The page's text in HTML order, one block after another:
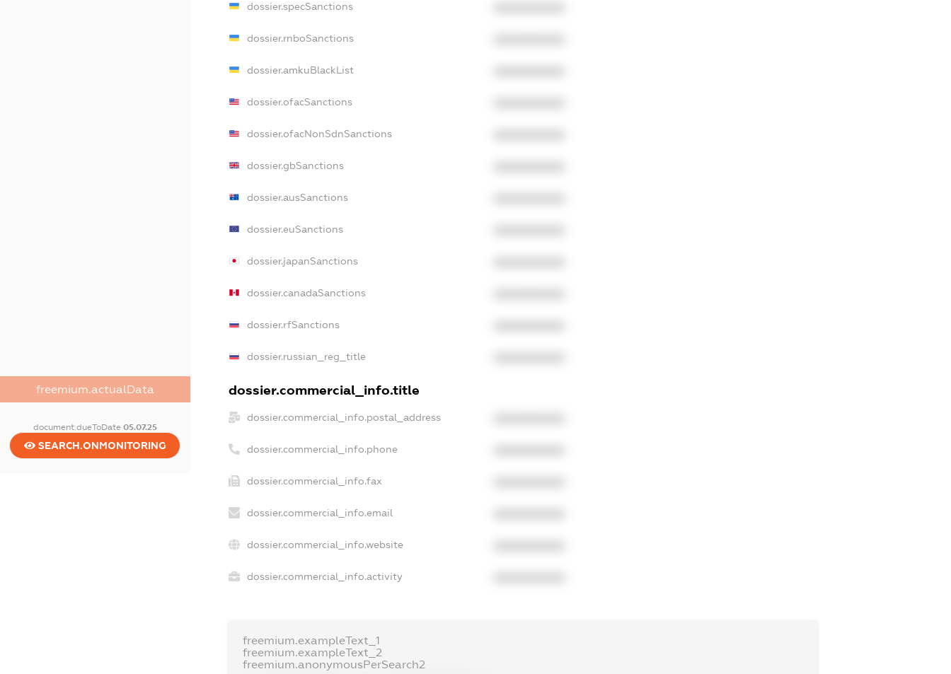
freemium.actualData
document.dueToDate 05.07.25
SEARCH.ONMONITORING
dossier.specSanctions
dossier.rnboSanctions
dossier.amkuBlackList
dossier.ofacSanctions
dossier.ofacNonSdnSanctions
dossier.gbSanctions
dossier.ausSanctions
dossier.euSanctions
dossier.japanSanctions
dossier.canadaSanctions
dossier.rfSanctions
dossier.russian_reg_title
dossier.commercial_info.title
dossier.commercial_info.postal_address
dossier.commercial_info.phone
dossier.commercial_info.fax
dossier.commercial_info.email
dossier.commercial_info.website
dossier.commercial_info.activity
freemium.exampleText_1
freemium.exampleText_2
freemium.anonymousPerSearch2